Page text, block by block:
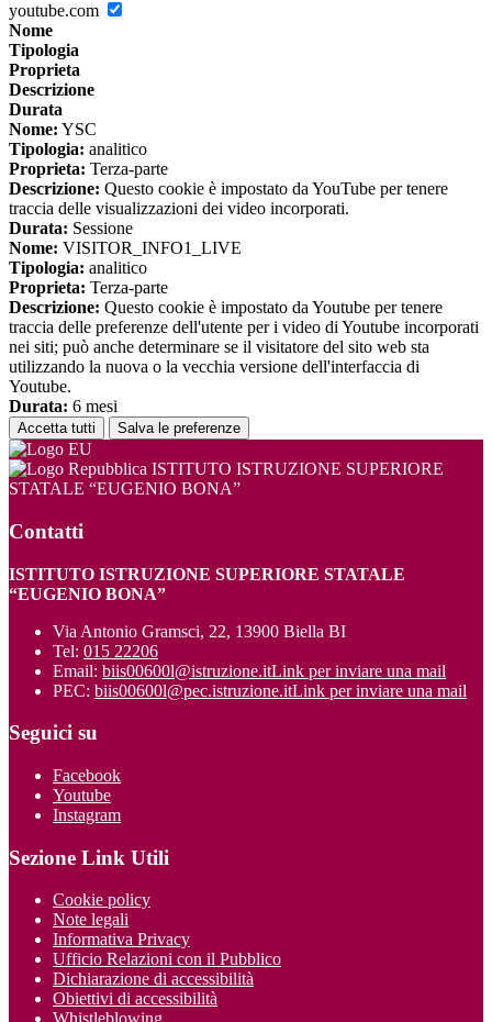
youtube.com
Nome
Tipologia
Proprieta
Descrizione
Durata
Nome: YSC
Tipologia: analitico
Proprieta: Terza-parte
Descrizione: Questo cookie è impostato da YouTube per tenere
traccia delle visualizzazioni dei video incorporati.
Durata: Sessione
Nome: VISITOR_INFO1_LIVE
Tipologia: analitico
Proprieta: Terza-parte
Descrizione: Questo cookie è impostato da Youtube per tenere
traccia delle preferenze dell'utente per i video di Youtube incorporati
nei siti; può anche determinare se il visitatore del sito web sta
utilizzando la nuova o la vecchia versione dell'interfaccia di
Youtube.
Durata: 6 mesi
Accetta tutti Salva le preferenze
ISTITUTO ISTRUZIONE SUPERIORE
STATALE “EUGENIO BONA”
Contatti
ISTITUTO ISTRUZIONE SUPERIORE STATALE
“EUGENIO BONA”
Via Antonio Gramsci, 22, 13900 Biella BI
Tel: 015 22206
Email: biis00600l@istruzione.itLink per inviare una mail
PEC: biis00600l@pec.istruzione.itLink per inviare una mail
Seguici su
Facebook
Youtube
Instagram
Sezione Link Utili
Cookie policy
Note legali
Informativa Privacy
Ufficio Relazioni con il Pubblico
Dichiarazione di accessibilità
Obiettivi di accessibilità